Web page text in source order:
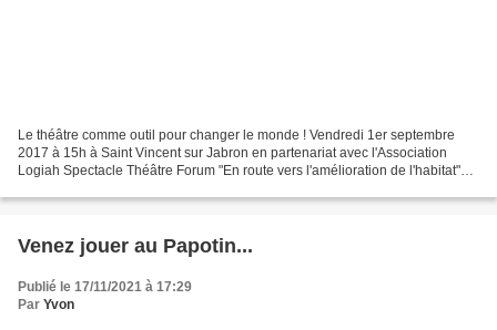
Le théâtre comme outil pour changer le monde ! Vendredi 1er septembre
2017 à 15h à Saint Vincent sur Jabron en partenariat avec l'Association
Logiah Spectacle Théâtre Forum "En route vers l'amélioration de l'habitat"
Venez jouer au Papotin...
Publié le 17/11/2021 à 17:29
Par Yvon